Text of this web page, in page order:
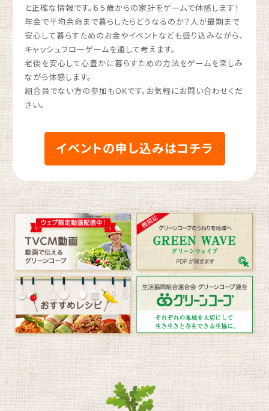
と正確な情報です。６５歳からの家計をゲームで体感します！
年金で平均余命まで暮らしたらどうなるのか？人が最期まで
安心して暮らすためのお金やイベントなども盛り込みながら、
キャッシュフローゲームを通して考えます。
老後を安心して心豊かに暮らすための方法をゲームを楽しみ
ながら体感します。
組合員でない方の参加もOKです。お気軽にお問い合わせくだ
さい。
イベントの申し込みはコチラ